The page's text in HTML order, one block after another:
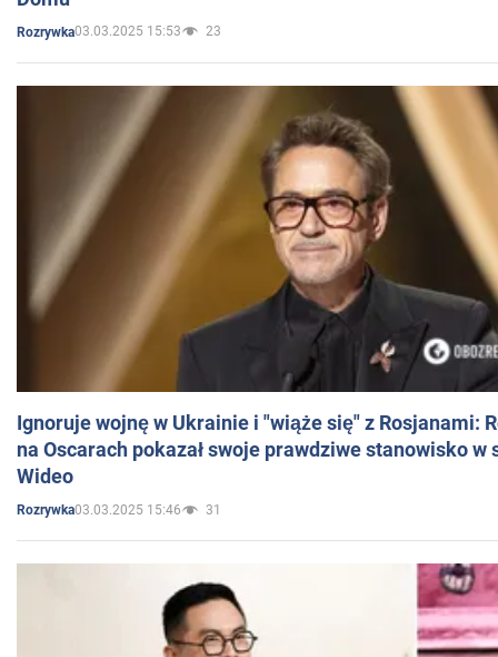
Rozrywka03.03.2025 15:53 23
Ignoruje wojnę w Ukrainie i "wiąże się" z Rosjanami:
na Oscarach pokazał swoje prawdziwe stanowisko w
Wideo
Rozrywka03.03.2025 15:46 31